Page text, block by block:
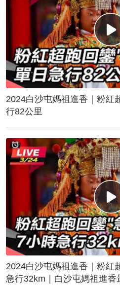
2024白沙屯媽祖進香｜粉紅超跑
行82公里
2024白沙屯媽祖進香｜粉紅
急行32km｜白沙屯媽祖進香